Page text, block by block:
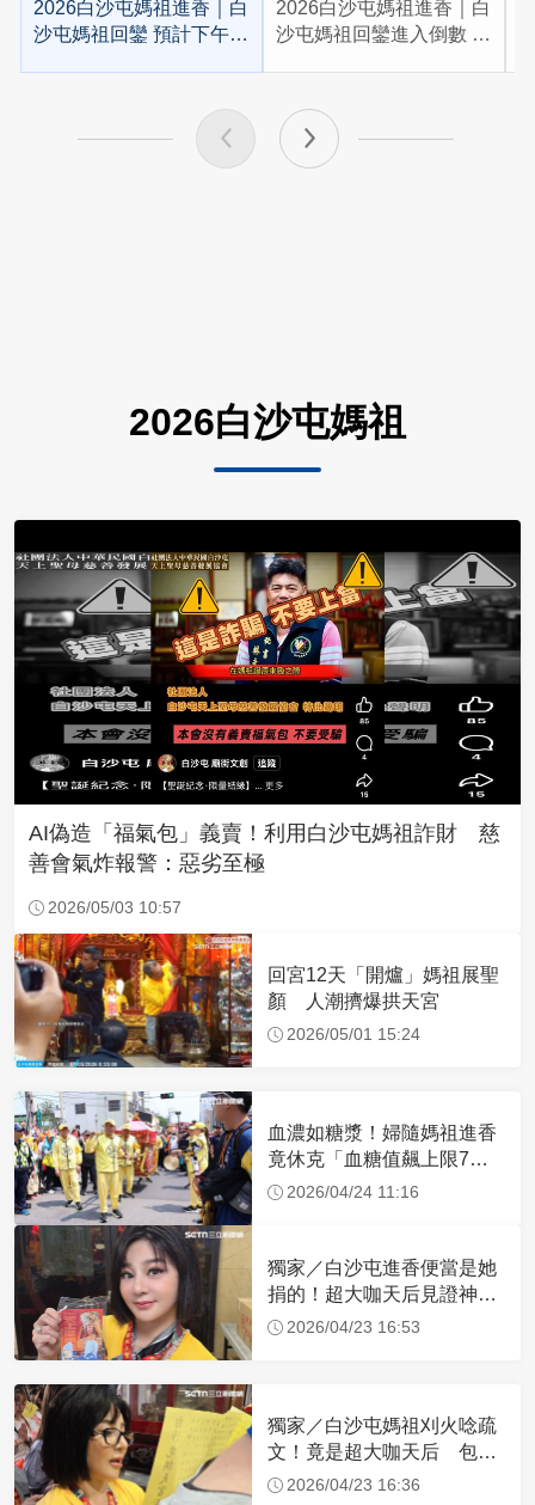
2026白沙屯媽祖進香｜白
沙屯媽祖回鑾 預計下午
2026白沙屯媽祖進香｜白
沙屯媽祖回鑾進入倒數 預
2026白沙屯媽祖
AI偽造「福氣包」義賣！利用白沙屯媽祖詐財 慈
善會氣炸報警：惡劣至極
2026/05/03 10:57
回宮12天「開爐」媽祖展聖
顏 人潮擠爆拱天宮
2026/05/01 15:24
血濃如糖漿！婦隨媽祖進香
竟休克「血糖值飆上限7
倍」 醫曝原因
2026/04/24 11:16
獨家／白沙屯進香便當是她
捐的！超大咖天后見證神
蹟 一靠近媽祖就爆哭
2026/04/23 16:53
獨家／白沙屯媽祖刈火唸疏
文！竟是超大咖天后 包尿
布忍尿5小時不喊累
2026/04/23 16:36